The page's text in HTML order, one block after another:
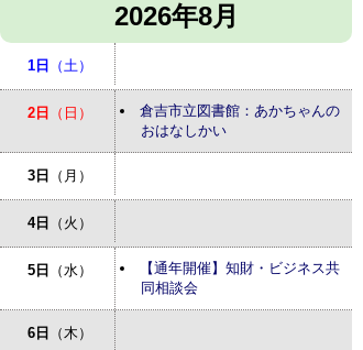
2026年8月
1日 （土）
2日 （日）
倉吉市立図書館：あかちゃんの
おはなしかい
3日 （月）
4日 （火）
5日 （水）
【通年開催】知財・ビジネス共
同相談会
6日 （木）